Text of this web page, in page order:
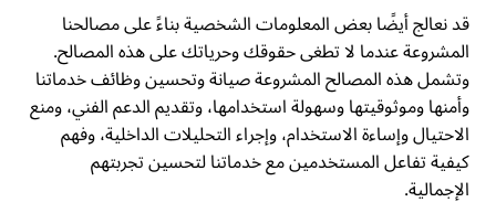
قد نعالج أيضًا بعض المعلومات الشخصية بناءً على مصالحنا
المشروعة عندما لا تطغى حقوقك وحرياتك على هذه المصالح.
وتشمل هذه المصالح المشروعة صيانة وتحسين وظائف خدماتنا
وأمنها وموثوقيتها وسهولة استخدامها، وتقديم الدعم الفني، ومنع
الاحتيال وإساءة الاستخدام، وإجراء التحليلات الداخلية، وفهم
كيفية تفاعل المستخدمين مع خدماتنا لتحسين تجربتهم
الإجمالية.